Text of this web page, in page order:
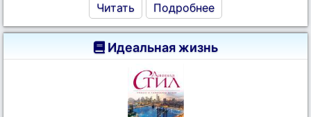
Читать Подробнее
Идеальная жизнь